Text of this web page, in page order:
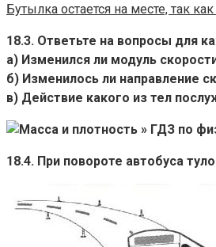
Бутылка остается на месте, так
18.3. Ответьте на вопросы для
а) Изменился ли модуль
б) Изменилось ли направление
в) Действие какого из тел
18.4. При повороте автобуса